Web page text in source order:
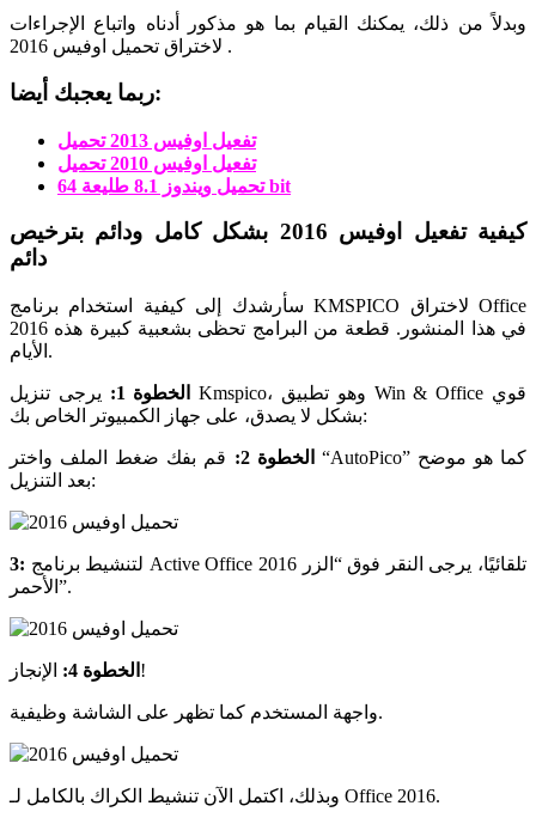
وبدلاً من ذلك، يمكنك القيام بما هو مذكور أدناه واتباع الإجراءات
لاختراق تحميل اوفيس 2016 .
ربما يعجبك أيضا:
تفعيل اوفيس 2013 تحميل
تفعيل اوفيس 2010 تحميل
تحميل ويندوز 8.1 طليعة 64 bit
كيفية تفعيل اوفيس 2016 بشكل كامل ودائم بترخيص
دائم
سأرشدك إلى كيفية استخدام برنامج KMSPICO لاختراق Office
2016 في هذا المنشور. قطعة من البرامج تحظى بشعبية كبيرة هذه
الأيام.
الخطوة 1:
يرجى تنزيل Kmspico، وهو تطبيق Win & Office قوي
بشكل لا يصدق، على جهاز الكمبيوتر الخاص بك:
الخطوة 2:
قم بفك ضغط الملف واختر “AutoPico” كما هو موضح
بعد التنزيل:
3:
الأحمر”.
الخطوة 4: الإنجاز!
واجهة المستخدم كما تظهر على الشاشة وظيفية.
وبذلك، اكتمل الآن تنشيط الكراك بالكامل لـ Office 2016.